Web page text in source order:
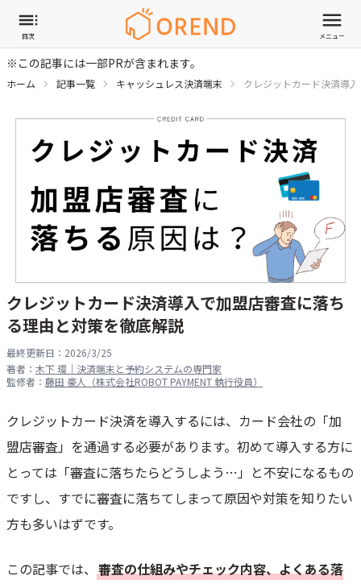
目次 メニュー
※この記事には一部PRが含まれます。
ホーム 記事一覧 キャッシュレス決済端末 クレジットカード決済導
クレジットカード決済導入で加盟店審査に落ち
る理由と対策を徹底解説
最終更新日： 2026/3/25
著者： 木下 環｜決済端末と予約システムの専門家
監修者： 藤田 豪人（株式会社ROBOT PAYMENT 執行役員）
クレジットカード決済を導入するには、カード会社の「加
盟店審査」を通過する必要があります。初めて導入する方に
とっては「審査に落ちたらどうしよう…」と不安になるもの
ですし、すでに審査に落ちてしまって原因や対策を知りたい
方も多いはずです。
この記事では、 審査の仕組みやチェック内容、よくある落